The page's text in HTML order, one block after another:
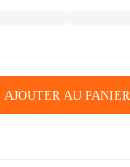
AJOUTER AU PANIER